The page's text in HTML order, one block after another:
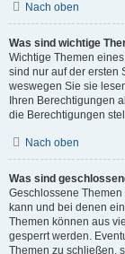
Nach oben
Was sind wichtige
Wichtige Themen
sind nur auf der ersten
weswegen Sie sie
Ihren Berechtigungen
die Berechtigungen
Nach oben
Was sind
Geschlossene
kann und bei denen
Themen können aus
gesperrt werden.
Themen zu schließen,